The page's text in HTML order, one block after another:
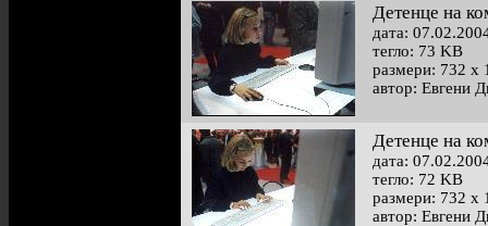
Детенце на
дата:
тегло: 73 KB
размери: 732 x
автор: Евгени
Детенце на
дата:
тегло: 72 KB
размери: 732 x
автор: Евгени